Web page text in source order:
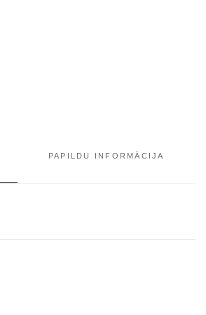
PAPILDU INFORMĀCIJA